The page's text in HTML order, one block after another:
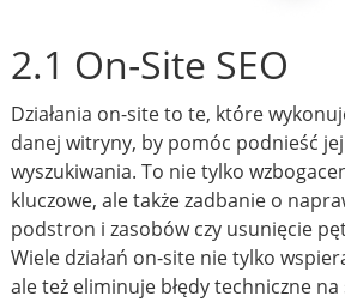
2.1 On-Site SEO
Działania on-site to te, które
danej witryny, by pomóc podnieść
wyszukiwania. To nie tylko
kluczowe, ale także zadbanie o
podstron i zasobów czy usunięcie
Wiele działań on-site nie tylko
ale też eliminuje błędy techniczne